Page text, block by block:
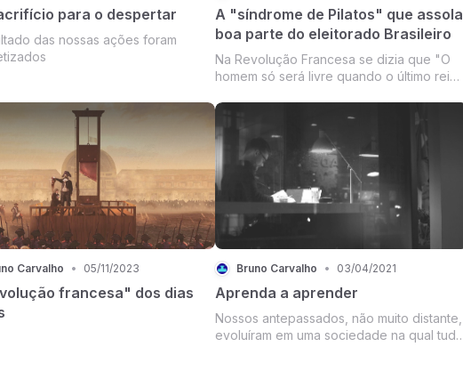
para o despertar
das nossas ações foram
A "síndrome de Pilatos" que assola
boa parte do eleitorado Brasileiro
Na Revolução Francesa se dizia que "O
homem só será livre quando o último rei
Ela foi capaz de assassinar desde freiras
carmelitas até cientistas como Antoine
Lavoisier, considerado o pai da química ...
Carvalho • 05/11/2023
francesa" dos dias
Bruno Carvalho • 03/04/2021
Aprenda a aprender
Nossos antepassados, não muito distante,
evoluíram em uma sociedade na qual tudo